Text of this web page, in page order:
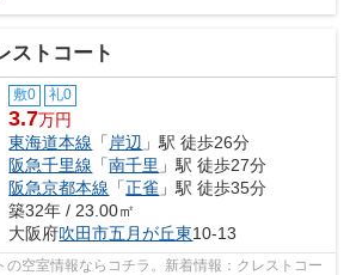
ストコート
敷0 礼0
3.7万円
東海道本線 「 岸辺 」駅 徒歩26分
阪急千里線 「南千里 」駅 徒歩27分
阪急京都本線 「正雀 」駅 徒歩35分
築32年 / 23.00㎡
大阪府吹田市五月が丘東10-13
の空室情報ならコチラ。新着情報：クレストコー